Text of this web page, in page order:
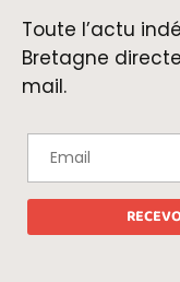
Toute l’actu
Bretagne
mail.